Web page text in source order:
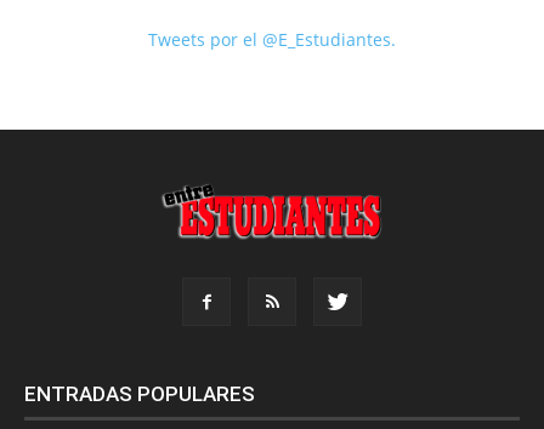
Tweets por el @E_Estudiantes.
ENTRADAS POPULARES